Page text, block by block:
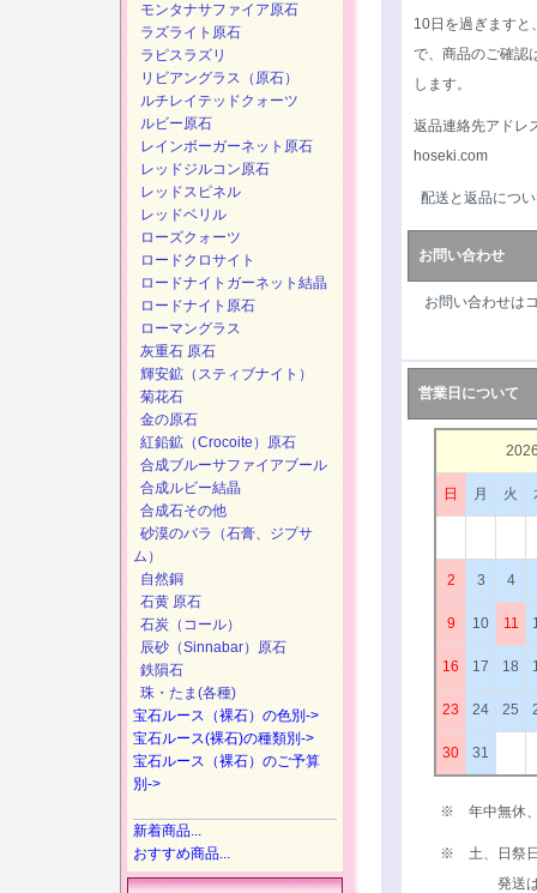
10日を過ぎますと
で、商品のご確認
します。
返品連絡先アドレ
hoseki.com
配送と返品につ
お問い合わせ
お問い合わせは
営業日について
日 月 火
2 3 4
9 10 11
16 17 18
23 24 25
30 31
※ 年中無休、
※ 土、日祭日
発送は、
モンタナサファイア原石
ラズライト原石
ラピスラズリ
リビアングラス（原石）
ルチレイテッドクォーツ
ルビー原石
レインボーガーネット原石
レッドジルコン原石
レッドスピネル
レッドベリル
ローズクォーツ
ロードクロサイト
ロードナイトガーネット結晶
ロードナイト原石
ローマングラス
灰重石 原石
輝安鉱（スティブナイト）
菊花石
金の原石
紅鉛鉱（Crocoite）原石
合成ブルーサファイアブール
合成ルビー結晶
合成石その他
砂漠のバラ（石膏、ジプサ
ム）
自然銅
石黄 原石
石炭（コール）
辰砂（Sinnabar）原石
鉄隕石
珠・たま(各種)
宝石ルース（裸石）の色別->
宝石ルース(裸石)の種類別->
宝石ルース（裸石）のご予算
別->
新着商品...
おすすめ商品...